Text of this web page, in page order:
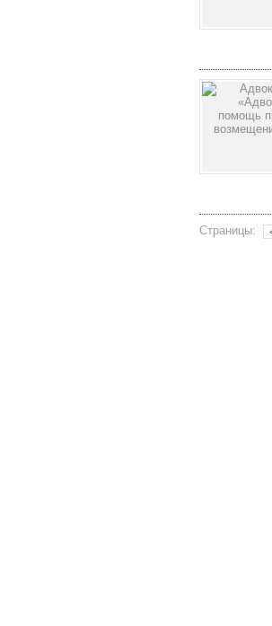
Страницы: